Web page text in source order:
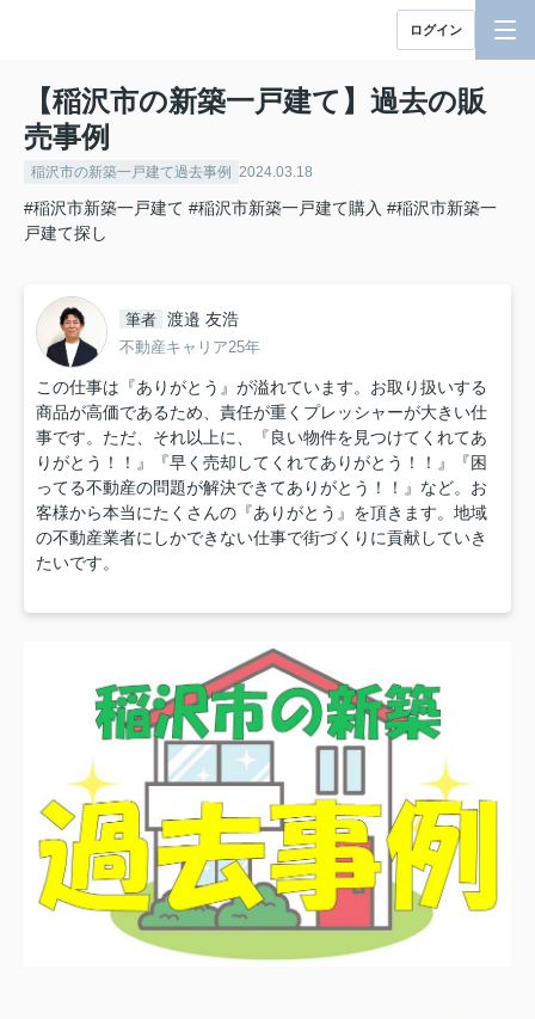
ログイン
【稲沢市の新築一戸建て】過去の販
売事例
稲沢市の新築一戸建て過去事例 2024.03.18
#稲沢市新築一戸建て #稲沢市新築一戸建て購入 #稲沢市新築一
戸建て探し
筆者 渡邉 友浩
不動産キャリア25年
この仕事は『ありがとう』が溢れています。お取り扱いする
商品が高価であるため、責任が重くプレッシャーが大きい仕
事です。ただ、それ以上に、『良い物件を見つけてくれてあ
りがとう！！』『早く売却してくれてありがとう！！』『困
ってる不動産の問題が解決できてありがとう！！』など。お
客様から本当にたくさんの『ありがとう』を頂きます。地域
の不動産業者にしかできない仕事で街づくりに貢献していき
たいです。